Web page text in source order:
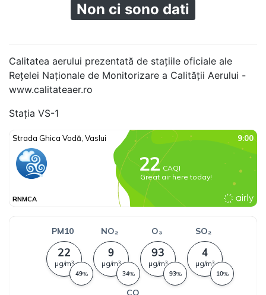
Non ci sono dati
Calitatea aerului prezentată de stațiile oficiale ale
Rețelei Naționale de Monitorizare a Calității Aerului -
www.calitateaer.ro
Stația VS-1